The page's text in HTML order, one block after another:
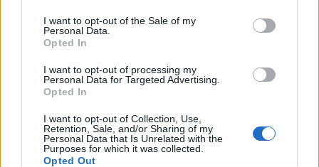
I want to opt-out of the Sale of my
Personal Data.
Opted In
I want to opt-out of processing my
Personal Data for Targeted Advertising.
Opted In
I want to opt-out of Collection, Use,
Retention, Sale, and/or Sharing of my
Personal Data that Is Unrelated with the
Purposes for which it was collected.
Opted Out
lo sblocco con riconoscimento facciale. Nella versione italiana, l’AI
per lo sblocco con riconoscimento facciale sarà disponibile
attraverso un futuro aggiornamento OTA.
partire da179,9€,in tre colori: Oro, Oro rosa e Grigio scuro. Una
cover in TPU semplice ed elegante è inoltre inclusa nella confezione
di ogni Redmi S2.